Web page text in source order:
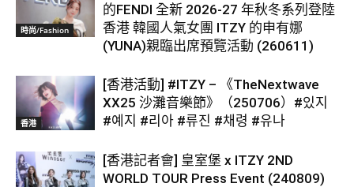
時尚/Fashion
的FENDI 全新 2026-27 年秋冬系列登陸
香港 韓國人氣女團 ITZY 的申有娜
(YUNA)親臨出席預覽活動 (260611)
香港
[香港活動] #ITZY – 《TheNextwave
XX25 沙灘音樂節》（250706）#있지
#예지 #리아 #류진 #채령 #유나
[香港記者會] 皇室堡 x ITZY 2ND
WORLD TOUR Press Event (240809)